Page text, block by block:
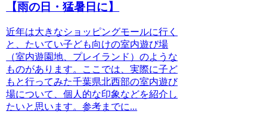
【雨の日・猛暑日に】
近年は大きなショッピングモールに行く
と、たいてい子ども向けの室内遊び場
（室内遊園地、プレイランド）のような
ものがあります。ここでは、実際に子ど
もと行ってみた千葉県北西部の室内遊び
場について、個人的な印象などを紹介し
たいと思います。参考までに...